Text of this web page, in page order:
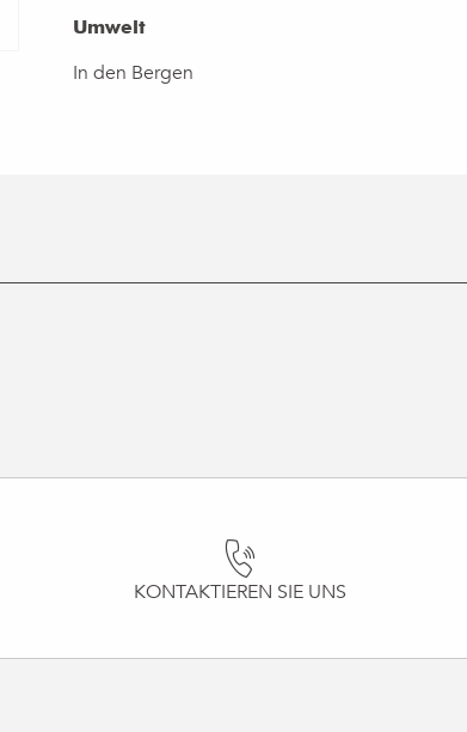
Umwelt
Umwelt
In den Bergen
KONTAKTIEREN SIE UNS